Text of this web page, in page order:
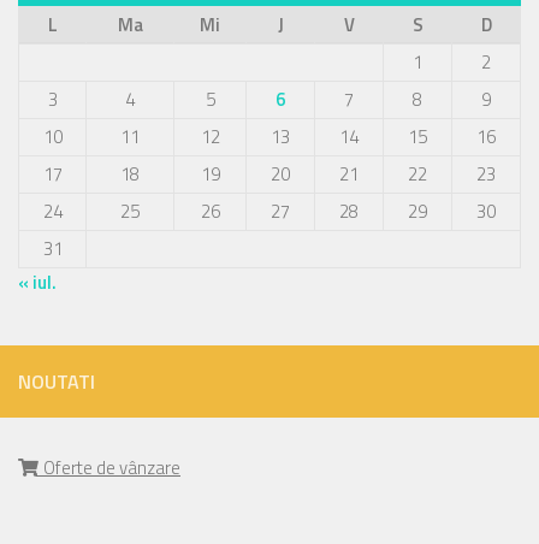
L
Ma Mi J V S
D
1
2
3
4 5 6 7 8
9
10
11 12 13 14 15
16
17
18 19 20 21 22
23
24
25 26 27 28 29
30
31
« iul.
NOUTATI
Oferte de vânzare